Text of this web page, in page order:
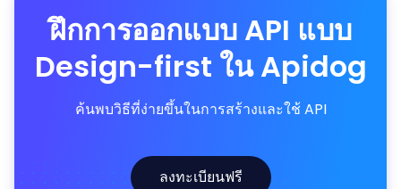
ฝึกการออกแบบ API แบบ
Design-first ใน Apidog
ค้นพบวิธีที่ง่ายขึ้นในการสร้างและใช้ API
ลงทะเบียนฟรี